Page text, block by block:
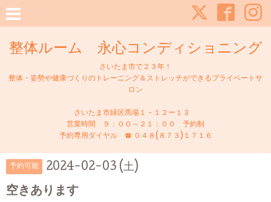
整体ルーム 永心コンディショニング
さいたま市で２３年！
整体・姿勢や健康づくりのトレーニング＆ストレッチができるプライベートサ
ロン
さいたま市緑区馬場１－１２ー１３
営業時間 ９：００～２１：００ 予約制
予約専用ダイヤル ☎ ０４８(８７３)１７１６
予約可能 2024-02-03 (土)
空きあります